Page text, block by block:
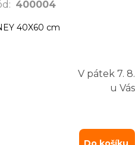
: 400004
40X60 cm
V pátek 7. 8.
u Vás